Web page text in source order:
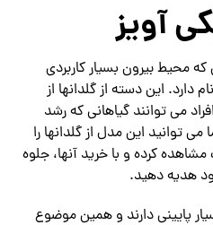
آویز
که محیط بیرون بسیار کاربردی
دارد. این دسته از گلدانها از
می توانند گیاهانی که رشد
می توانید این مدل از گلدانها را
کرده و با خرید آنها، جلوه
هدیه دهید.
پایینی دارند و همین موضوع